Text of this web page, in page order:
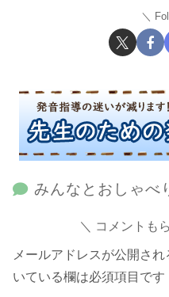
みんなとおしゃべ
コメントも
メールアドレスが公開され
いている欄は必須項目です